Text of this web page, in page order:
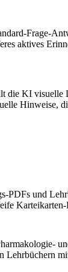
Frage-
aktives
die KI
Hinweise,
PDFs und
Karteikarten-
Lehrbüchern